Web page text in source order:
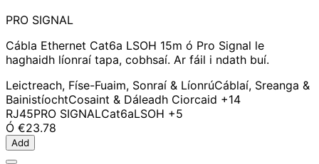
PRO SIGNAL
Cábla Ethernet Cat6a LSOH 15m ó Pro Signal le
haghaidh líonraí tapa, cobhsaí. Ar fáil i ndath buí.
Leictreach, Físe-Fuaim, Sonraí & LíonrúCáblaí, Sreanga &
BainistíochtCosaint & Dáleadh Ciorcaid +14
RJ45PRO SIGNALCat6aLSOH +5
Ó €23.78
Add